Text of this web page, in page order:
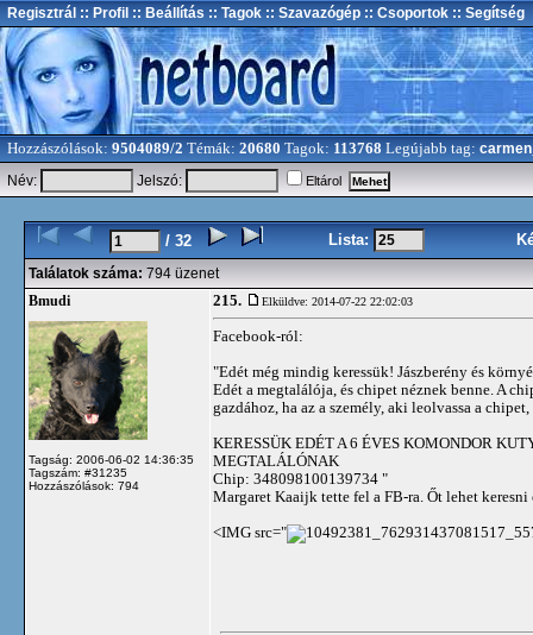
Regisztrál :: Profil :: Beállítás :: Tagok :: Szavazógép :: Csoportok :: Segítség
Hozzászólások: 9504089/2 Témák: 20680 Tagok: 113768 Legújabb tag:
Név:
Jelszó: Eltárol
/ 32 Lista:
Találatok száma: 794 üzenet
Bmudi
Tagság: 2006-06-02 14:36:35
Tagszám: #31235
Hozzászólások: 794
215. Elküldve: 2014-07-22 22:02:03
Facebook-ról:
"Edét még mindig keressük! Jászberény és
Edét a megtalálója, és chipet néznek benne. A
gazdához, ha az a személy, aki leolvassa a
KERESSÜK EDÉT A 6 ÉVES KOMONDOR
MEGTALÁLÓNAK
Chip: 348098100139734 "
Margaret Kaaijk tette fel a FB-ra. Őt lehet keresni
<IMG src="